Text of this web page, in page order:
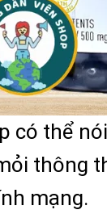
có thể
thông
mạng.